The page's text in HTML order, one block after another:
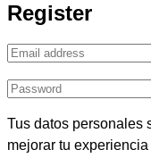
Register
Tus datos personales
mejorar tu